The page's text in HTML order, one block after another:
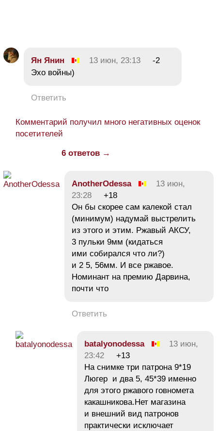
Ян Янин 13 июн, 23:13
-2
Эхо войны)
Ответить
Комментарий получил много негативных оценок
посетителей
6 ответов →
AnotherOdessa
13 июн,
23:28
+18
Он бы скорее сам калекой стал
(минимум) надумай выстрелить
из этого и этим. Ржавый АКСУ,
3 пульки 9мм (кидаться
ими собирался что ли?)
и 2 5, 56мм. И все ржавое.
Номинант на премию Дарвина,
почти что
Ответить
batalyonodessa
13 июн,
23:42
+13
На снимке три патрона 9*19
Люгер и два 5, 45*39 именно
для этого ржавого говномета
какашникова.Нет магазина
и внешний вид патронов
практически исключает